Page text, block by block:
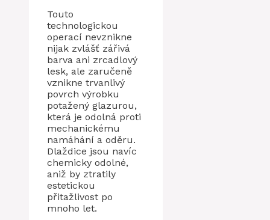
Touto
technologickou
operací nevznikne
nijak zvlášť zářivá
barva ani zrcadlový
lesk, ale zaručeně
vznikne trvanlivý
povrch výrobku
potažený glazurou,
která je odolná proti
mechanickému
namáhání a oděru.
Dlaždice jsou navíc
chemicky odolné,
aniž by ztratily
estetickou
přitažlivost po
mnoho let.